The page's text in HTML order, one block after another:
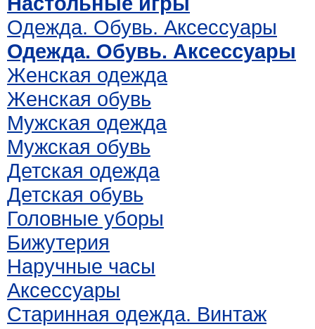
Одежда. Обувь. Аксессуары
Одежда. Обувь. Аксессуары
Женская одежда
Женская обувь
Мужская одежда
Мужская обувь
Детская одежда
Детская обувь
Головные уборы
Бижутерия
Наручные часы
Аксессуары
Старинная одежда. Винтаж